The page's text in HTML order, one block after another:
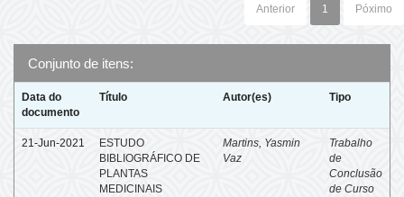
Anterior 1 Póximo
Conjunto de itens:
Data do
documento
Título Autor(es) Tipo
21-Jun-2021
ESTUDO
BIBLIOGRÁFICO DE
PLANTAS
MEDICINAIS
Martins, Yasmin
Vaz
Trabalho
de
Conclusão
de Curso